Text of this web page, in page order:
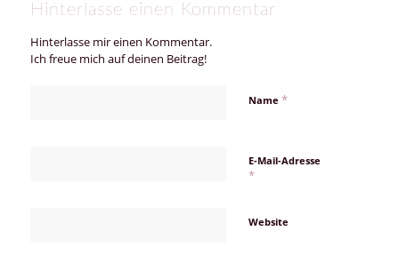
Hinterlasse einen Kommentar
Hinterlasse mir einen Kommentar.
Ich freue mich auf deinen Beitrag!
Name *
E-Mail-Adresse
*
Website